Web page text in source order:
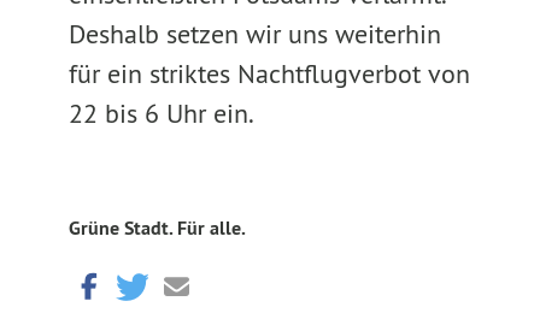
Deshalb setzen wir uns weiterhin
für ein striktes Nachtflugverbot von
22 bis 6 Uhr ein.
Grüne Stadt. Für alle.